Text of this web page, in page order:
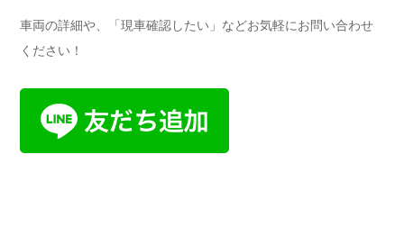
車両の詳細や、「現車確認したい」などお気軽にお問い合わせ
ください！